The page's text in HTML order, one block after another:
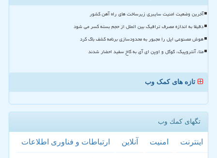
آخرین وضعیت امنیت سایبری زیرساخت های راه آهن کشور
دقیقا به اندازه مصرف ترافیک بین الملل از حجم بسته کسر می شود
هوش مصنوعی اپل را مجبور به محدودسازی برنامه کشف باگ کرد
متا، آنتروپیک، گوگل و اوپن ای آی به کاخ سفید احضار شدند
تازه های کمک وب
تگهای كمك وب
اینترنت امنیت آنلاین ارتباطات و فناوری اطلاعات